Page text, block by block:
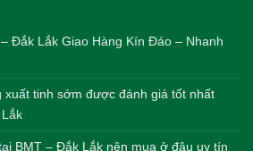
Đắk Lắk Giao Hàng Kín Đáo – Nhanh
xuất tinh sớm được đánh giá tốt nhất
BMT – Đắk Lắk nên mua ở đâu uy tín